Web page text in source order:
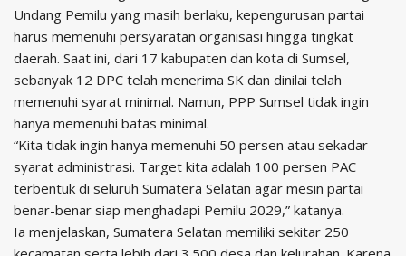
Undang Pemilu yang masih berlaku, kepengurusan partai
harus memenuhi persyaratan organisasi hingga tingkat
daerah. Saat ini, dari 17 kabupaten dan kota di Sumsel,
sebanyak 12 DPC telah menerima SK dan dinilai telah
memenuhi syarat minimal. Namun, PPP Sumsel tidak ingin
hanya memenuhi batas minimal.
“Kita tidak ingin hanya memenuhi 50 persen atau sekadar
syarat administrasi. Target kita adalah 100 persen PAC
terbentuk di seluruh Sumatera Selatan agar mesin partai
benar-benar siap menghadapi Pemilu 2029,” katanya.
Ia menjelaskan, Sumatera Selatan memiliki sekitar 250